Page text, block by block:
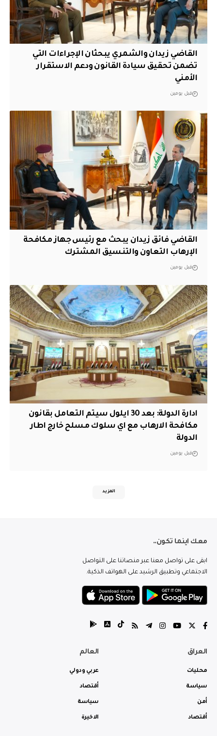
القاضي زيدان والشمري يبحثان الإجراءات التي
تضمن تحقيق سيادة القانون ودعم الاستقرار
الأمني
قبل يومين
القاضي فائق زيدان يبحث مع رئيس جهاز مكافحة
الإرهاب التعاون والتنسيق المشترك
قبل يومين
ادارة الدولة: بعد 30 ايلول سيتم التعامل بقانون
مكافحة الارهاب مع اي سلوك مسلح خارج اطار
الدولة
قبل يومين
المزيد
معك اينما تكون..
ابقى على تواصل معنا عبر منصاتنا على التواصل
الاجتماعي وتطبيق الرشيد على الهواتف الذكية.
العراق
محليات
سياسة
أمن
أقتصاد
العالم
عربي ودولي
أقتصاد
سياسة
الاخيرة